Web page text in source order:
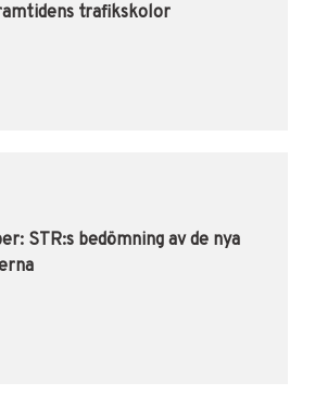
trafikskolor
STR:s bedömning av de nya